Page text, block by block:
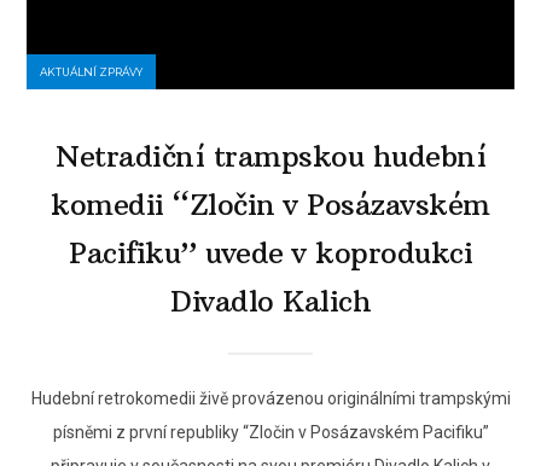
AKTUÁLNÍ ZPRÁVY
Netradiční trampskou hudební
komedii “Zločin v Posázavském
Pacifiku” uvede v koprodukci
Divadlo Kalich
Hudební retrokomedii živě provázenou originálními trampskými
písněmi z první republiky “Zločin v Posázavském Pacifiku”